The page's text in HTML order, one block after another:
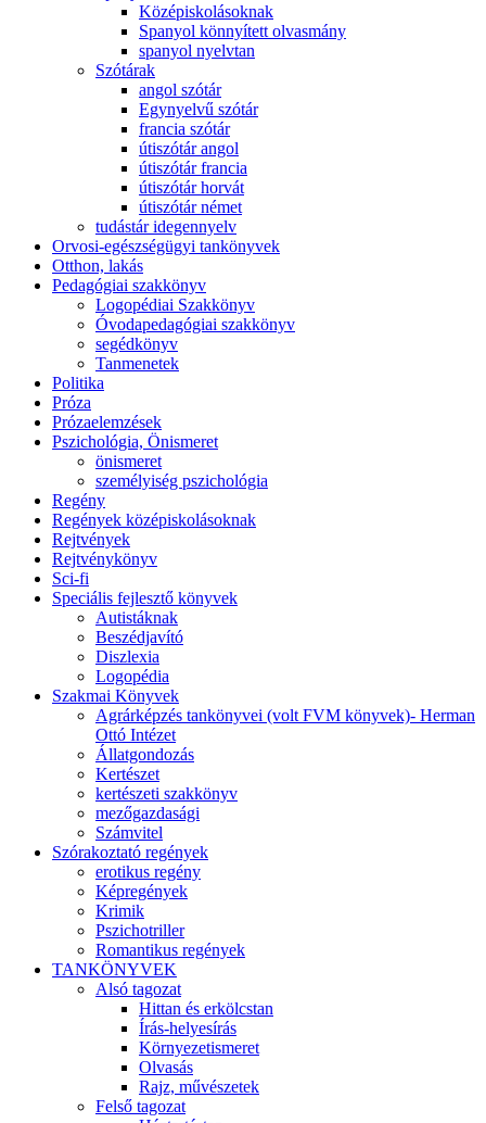
Középiskolásoknak
Spanyol könnyített olvasmány
spanyol nyelvtan
Szótárak
angol szótár
Egynyelvű szótár
francia szótár
útiszótár angol
útiszótár francia
útiszótár horvát
útiszótár német
tudástár idegennyelv
Orvosi-egészségügyi tankönyvek
Otthon, lakás
Pedagógiai szakkönyv
Logopédiai Szakkönyv
Óvodapedagógiai szakkönyv
segédkönyv
Tanmenetek
Politika
Próza
Prózaelemzések
Pszichológia, Önismeret
önismeret
személyiség pszichológia
Regény
Regények középiskolásoknak
Rejtvények
Rejtvénykönyv
Sci-fi
Speciális fejlesztő könyvek
Autistáknak
Beszédjavító
Diszlexia
Logopédia
Szakmai Könyvek
Agrárképzés tankönyvei (volt FVM könyvek)- Herman
Ottó Intézet
Állatgondozás
Kertészet
kertészeti szakkönyv
mezőgazdasági
Számvitel
Szórakoztató regények
erotikus regény
Képregények
Krimik
Pszichotriller
Romantikus regények
TANKÖNYVEK
Alsó tagozat
Hittan és erkölcstan
Írás-helyesírás
Környezetismeret
Olvasás
Rajz, művészetek
Felső tagozat